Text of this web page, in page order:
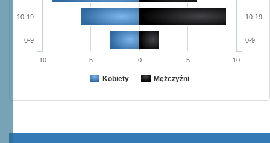
Kobiety Mężczyźni
0-9
10-19
0-9
10-19
10 0 10
5 5